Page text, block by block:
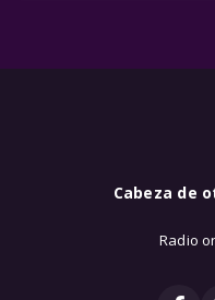
Cabeza de
Radio